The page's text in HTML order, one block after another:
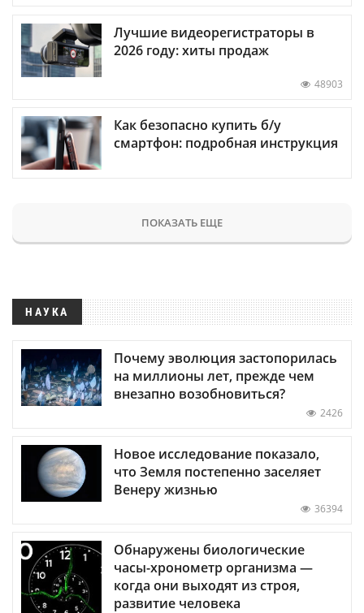
Лучшие видеорегистраторы в
2026 году: хиты продаж
48903
Как безопасно купить б/у
смартфон: подробная инструкция
ПОКАЗАТЬ ЕЩЕ
НАУКА
Почему эволюция застопорилась
на миллионы лет, прежде чем
внезапно возобновиться?
2426
Новое исследование показало,
что Земля постепенно заселяет
Венеру жизнью
36394
Обнаружены биологические
часы-хронометр организма —
когда они выходят из строя,
развитие человека